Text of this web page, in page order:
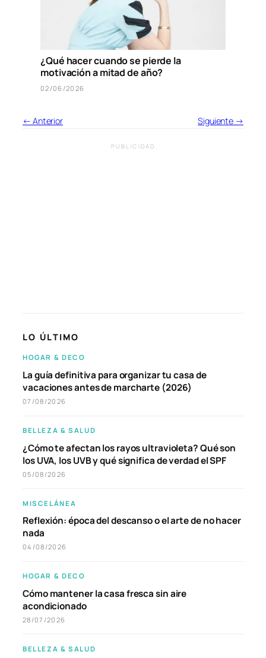
¿Qué hacer cuando se pierde la
motivación a mitad de año?
02/06/2026
← Anterior Siguiente →
PUBLICIDAD
LO ÚLTIMO
HOGAR & DECO
La guía definitiva para organizar tu casa de
vacaciones antes de marcharte (2026)
07/08/2026
BELLEZA & SALUD
¿Cómo te afectan los rayos ultravioleta? Qué son
los UVA, los UVB y qué significa de verdad el SPF
05/08/2026
MISCELÁNEA
Reflexión: época del descanso o el arte de no hacer
nada
04/08/2026
HOGAR & DECO
Cómo mantener la casa fresca sin aire
acondicionado
28/07/2026
BELLEZA & SALUD